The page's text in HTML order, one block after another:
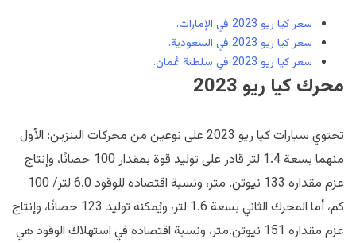
سعر كيا ريو 2023 في الإمارات.
سعر كيا ريو 2023 في السعودية.
سعر كيا ريو 2023 في سلطنة عُمان.
محرك كيا ريو 2023
تحتوي سيارات كيا ريو 2023 على نوعين من محركات البنزين: الأول
منهما بسعة 1.4 لتر قادر على توليد قوة بمقدار 100 حصانًا، وإنتاج
عزم مقداره 133 نيوتن. متر، ونسبة اقتصاده للوقود 6.0 لتر/ 100
كم، أما المحرك الثاني بسعة 1.6 لتر، ويُمكنه توليد 123 حصانًا، وإنتاج
عزم مقداره 151 نيوتن.متر، ونسبة اقتصاده في استهلاك الوقود هي